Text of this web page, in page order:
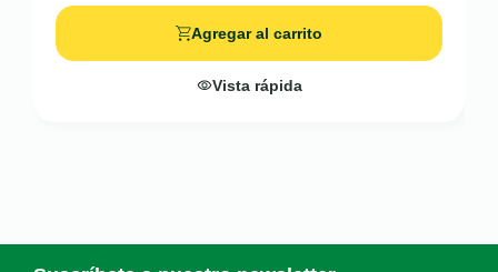
Agregar al carrito
Vista rápida